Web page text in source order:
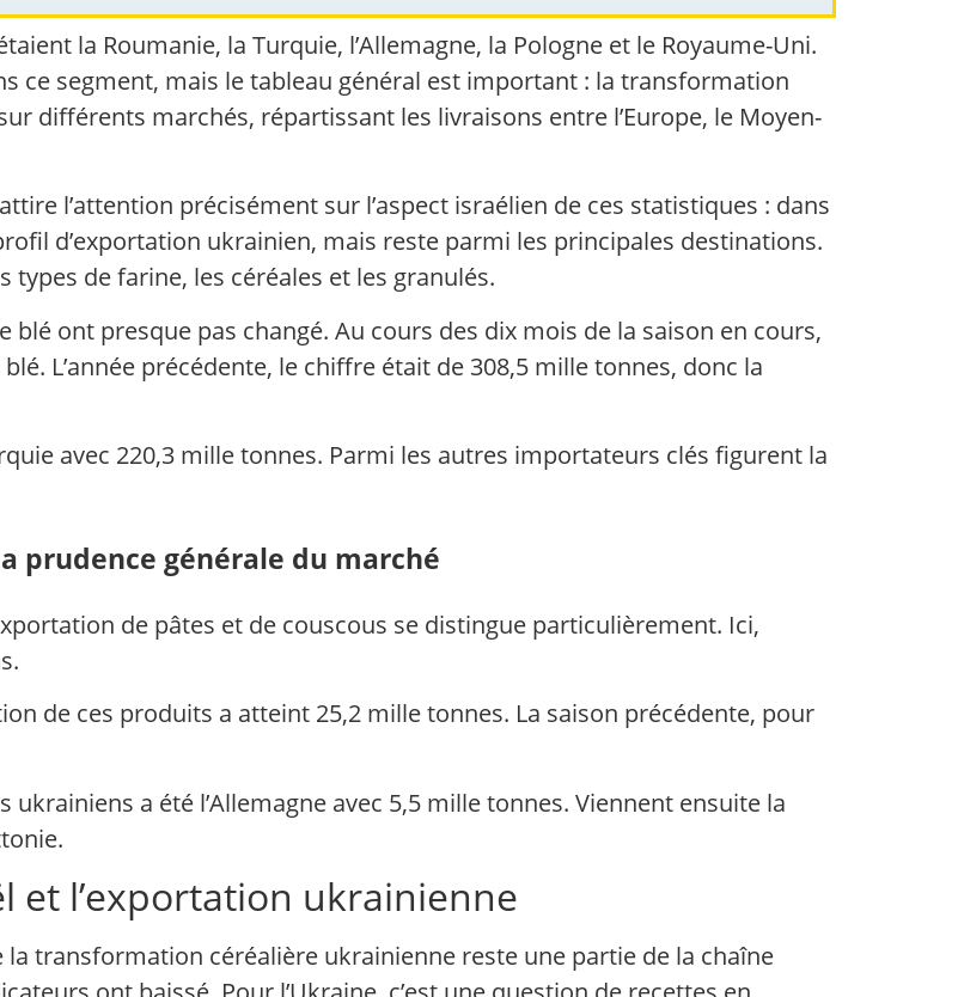
la Roumanie, la Turquie, l’Allemagne, la Pologne et le Royaume-Uni.
ce segment, mais le tableau général est important : la transformation
différents marchés, répartissant les livraisons entre l’Europe, le Moyen-
l’attention précisément sur l’aspect israélien de ces statistiques : dans
d’exportation ukrainien, mais reste parmi les principales destinations.
de farine, les céréales et les granulés.
ont presque pas changé. Au cours des dix mois de la saison en cours,
L’année précédente, le chiffre était de 308,5 mille tonnes, donc la
avec 220,3 mille tonnes. Parmi les autres importateurs clés figurent la
prudence générale du marché
de pâtes et de couscous se distingue particulièrement. Ici,
de ces produits a atteint 25,2 mille tonnes. La saison précédente, pour
a été l’Allemagne avec 5,5 mille tonnes. Viennent ensuite la
et l’exportation ukrainienne
transformation céréalière ukrainienne reste une partie de la chaîne